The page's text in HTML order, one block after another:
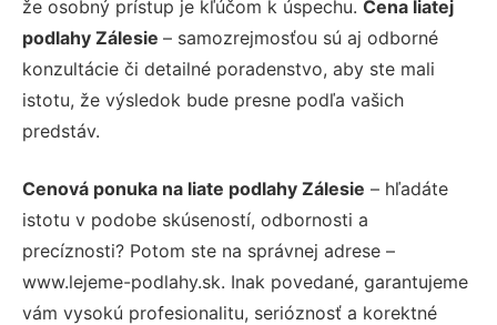
že osobný prístup je kľúčom k úspechu. Cena liatej
podlahy Zálesie – samozrejmosťou sú aj odborné
konzultácie či detailné poradenstvo, aby ste mali
istotu, že výsledok bude presne podľa vašich
predstáv.
Cenová ponuka na liate podlahy Zálesie – hľadáte
istotu v podobe skúseností, odbornosti a
precíznosti? Potom ste na správnej adrese –
www.lejeme-podlahy.sk. Inak povedané, garantujeme
vám vysokú profesionalitu, serióznosť a korektné